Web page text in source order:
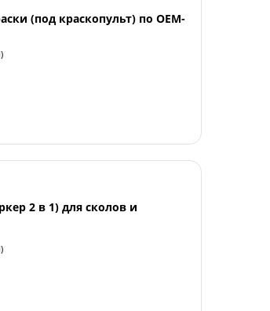
(под краскопульт) по OEM-
2 в 1) для сколов и